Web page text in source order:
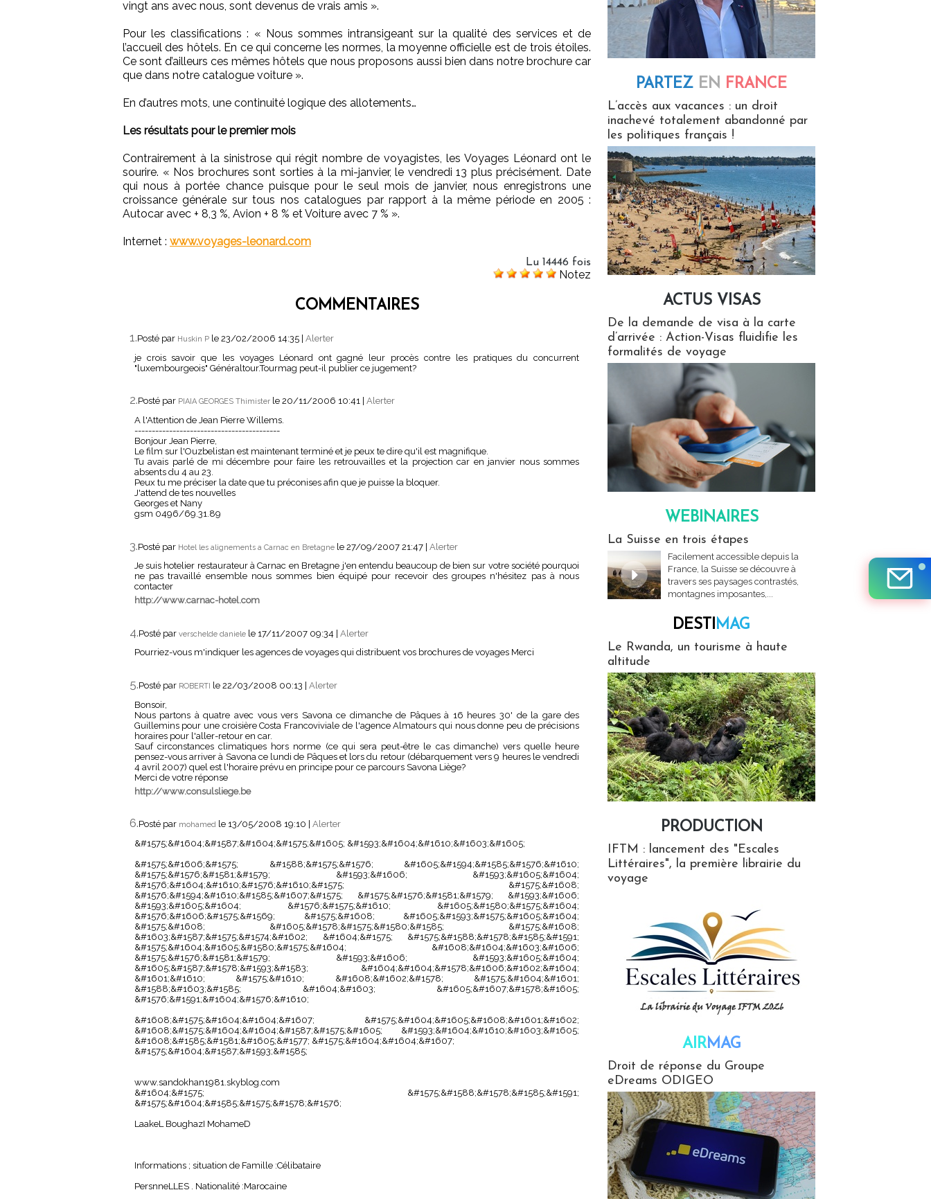
vingt ans avec nous, sont devenus de vrais amis ».
Pour les classifications : « Nous sommes intransigeant sur la qualité des services et de
l’accueil des hôtels. En ce qui concerne les normes, la moyenne officielle est de trois étoiles.
Ce sont d’ailleurs ces mêmes hôtels que nous proposons aussi bien dans notre brochure car
que dans notre catalogue voiture ».
En d’autres mots, une continuité logique des allotements…
Les résultats pour le premier mois
Contrairement à la sinistrose qui régit nombre de voyagistes, les Voyages Léonard ont le
sourire. « Nos brochures sont sorties à la mi-janvier, le vendredi 13 plus précisément. Date
qui nous à portée chance puisque pour le seul mois de janvier, nous enregistrons une
croissance générale sur tous nos catalogues par rapport à la même période en 2005 :
Autocar avec + 8,3 %, Avion + 8 % et Voiture avec 7 % ».
Internet : www.voyages-leonard.com
Lu 14446 fois
Notez
COMMENTAIRES
1.Posté par Huskin P le 23/02/2006 14:35 Alerter
je crois savoir que les voyages Léonard ont gagné leur procès contre les pratiques du concurrent
"luxembourgeois" Généraltour.Tourmag peut-il publier ce jugement?
2.Posté par PIAIA GEORGES Thimister le 20/11/2006 10:41 Alerter
A l'Attention de Jean Pierre Willems.
------------------------------------------
Bonjour Jean Pierre,
Le film sur l'Ouzbelistan est maintenant terminé et je peux te dire qu'il est magnifique.
Tu avais parlé de mi décembre pour faire les retrouvailles et la projection car en janvier nous sommes
absents du 4 au 23.
Peux tu me préciser la date que tu préconises afin que je puisse la bloquer.
J'attend de tes nouvelles
Georges et Nany
gsm 0496/69.31.89
3.Posté par Hotel les alignements a Carnac en Bretagne le 27/09/2007 21:47 | Alerter
Je suis hotelier restaurateur à Carnac en Bretagne j'en entendu beaucoup de bien sur votre société pourquoi
ne pas travaillé ensemble nous sommes bien équipé pour recevoir des groupes n'hésitez pas à nous
contacter
http://www.carnac-hotel.com
4.Posté par verschelde daniele le 17/11/2007 09:34 | Alerter
Pourriez-vous m'indiquer les agences de voyages qui distribuent vos brochures de voyages Merci
5.Posté par ROBERTI le 22/03/2008 00:13
Alerter
Bonsoir,
Nous partons à quatre avec vous vers Savona ce dimanche de Pâques à 16 heures 30' de la gare des
Guillemins pour une croisière Costa Francoviviale de l'agence Almatours qui nous donne peu de précisions
horaires pour l'aller-retour en car.
Sauf circonstances climatiques hors norme (ce qui sera peut-être le cas dimanche) vers quelle heure
pensez-vous arriver à Savona ce lundi de Pâques et lors du retour (débarquement vers 9 heures le vendredi
4 avril 2007) quel est l'horaire prévu en principe pour ce parcours Savona Liège?
Merci de votre réponse
http://www.consulsliege.be
6.Posté par mohamed le 13/05/2008 19:10
Alerter
&#1575;&#1604;&#1587;&#1604;&#1575;&#1605; &#1593;&#1604;&#1610;&#1603;&#1605;
&#1575;&#1606;&#1575; &#1588;&#1575;&#1576; &#1605;&#1594;&#1585;&#1576;&#1610;
&#1575;&#1576;&#1581;&#1579; &#1593;&#1606; &#1593;&#1605;&#1604;
&#1576;&#1604;&#1610;&#1576;&#1610;&#1575; &#1575;&#1608;
&#1576;&#1594;&#1610;&#1585;&#1607;&#1575; &#1575;&#1576;&#1581;&#1579; &#1593;&#1606;
&#1593;&#1605;&#1604; &#1576;&#1575;&#1610; &#1605;&#1580;&#1575;&#1604;
&#1576;&#1606;&#1575;&#1569; &#1575;&#1608; &#1605;&#1593;&#1575;&#1605;&#1604;
&#1575;&#1608; &#1605;&#1578;&#1575;&#1580;&#1585; &#1575;&#1608;
&#1603;&#1587;&#1575;&#1574;&#1602; &#1604;&#1575; &#1575;&#1588;&#1578;&#1585;&#1591;
&#1575;&#1604;&#1605;&#1580;&#1575;&#1604; &#1608;&#1604;&#1603;&#1606;
&#1575;&#1576;&#1581;&#1579; &#1593;&#1606; &#1593;&#1605;&#1604;
&#1605;&#1587;&#1578;&#1593;&#1583; &#1604;&#1604;&#1578;&#1606;&#1602;&#1604;
&#1601;&#1610; &#1575;&#1610; &#1608;&#1602;&#1578; &#1575;&#1604;&#1601;
&#1588;&#1603;&#1585; &#1604;&#1603; &#1605;&#1607;&#1578;&#1605;
&#1576;&#1591;&#1604;&#1576;&#1610;
&#1608;&#1575;&#1604;&#1604;&#1607; &#1575;&#1604;&#1605;&#1608;&#1601;&#1602;
&#1608;&#1575;&#1604;&#1604;&#1587;&#1575;&#1605; &#1593;&#1604;&#1610;&#1603;&#1605;
&#1608;&#1585;&#1581;&#1605;&#1577; &#1575;&#1604;&#1604;&#1607;
&#1575;&#1604;&#1587;&#1593;&#1585;
www.sandokhan1981.skyblog.com
&#1604;&#1575; &#1575;&#1588;&#1578;&#1585;&#1591;
&#1575;&#1604;&#1585;&#1575;&#1578;&#1576;
LaakeL BoughazI MohameD
Informations ; situation de Famille :Célibataire
PersnneLLES . Nationalité :Marocaine
PARTEZ EN FRANCE
L’accès aux vacances : un droit
inachevé totalement abandonné par
les politiques français !
ACTUS VISAS
De la demande de visa à la carte
d’arrivée : Action-Visas fluidifie les
formalités de voyage
WEBINAIRES
La Suisse en trois étapes
Facilement accessible depuis la
France, la Suisse se découvre à
travers ses paysages contrastés,
montagnes imposantes,...
DESTIMAG
Le Rwanda, un tourisme à haute
altitude
PRODUCTION
IFTM : lancement des "Escales
Littéraires", la première librairie du
voyage
AIRMAG
Droit de réponse du Groupe
eDreams ODIGEO